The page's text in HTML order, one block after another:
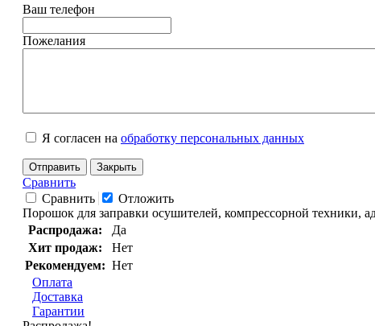
Ваш телефон
Пожелания
Я согласен на обработку персональных данных
Отправить Закрыть
Сравнить
Сравнить
Отложить
Порошок для заправки осушителей, компрессорной техники,
Распродажа:
Да
Хит продаж:
Нет
Рекомендуем: Нет
Оплата
Доставка
Гарантии